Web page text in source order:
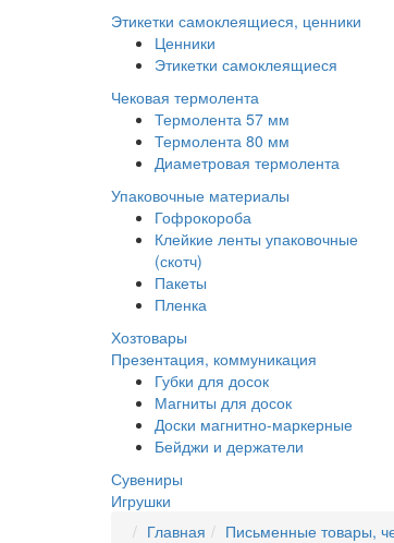
Этикетки самоклеящиеся, ценники
Ценники
Этикетки самоклеящиеся
Чековая термолента
Термолента 57 мм
Термолента 80 мм
Диаметровая термолента
Упаковочные материалы
Гофрокороба
Клейкие ленты упаковочные
(скотч)
Пакеты
Пленка
Хозтовары
Презентация, коммуникация
Губки для досок
Магниты для досок
Доски магнитно-маркерные
Бейджи и держатели
Сувениры
Игрушки
Главная Письменные товары,